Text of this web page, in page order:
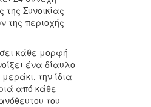
της Συνοικίας
της περιοχής
κάθε μορφή
ένα δίαυλο
την ίδια
από κάθε
του